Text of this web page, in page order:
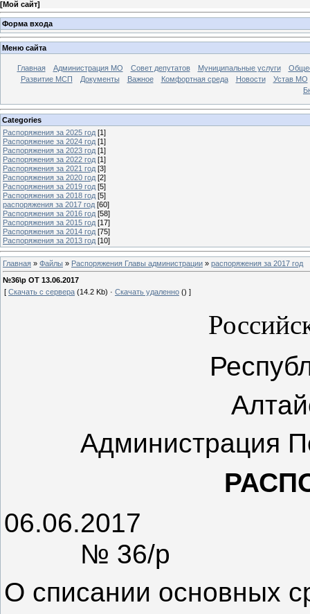
[Мой сайт]
Форма входа
Меню сайта
Главная Администрация МО Совет депутатов Муниципальные услуги
Развитие МСП
Документы Важное Комфортная среда Новости
Устав МО
Categories
Распоряжения за 2025 год [1]
Распоряжение за 2024 год [1]
Распоряжения за 2023 год [1]
Распоряжения за 2022 год [1]
Распоряжения за 2021 год [3]
Распоряжения за 2020 год [2]
Распоряжения за 2019 год [5]
Распоряжения за 2018 год [5]
распоряжения за 2017 год [60]
Распоряжения за 2016 год [58]
Распоряжения за 2015 год [17]
Распоряжения за 2014 год [75]
Распоряжения за 2013 год [10]
Главная » Файлы » Распоряжения Главы администрации » распоряжения за 2017 год
№36\р ОТ 13.06.2017
[ Скачать с сервера (14.2 Kb) · Скачать удаленно () ]
Администрация
№ 36/р
О списании основных